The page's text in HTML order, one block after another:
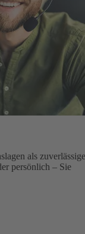
als
persönlich – Sie